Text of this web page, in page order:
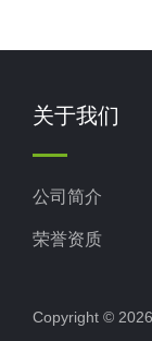
关于我们
公司简介
荣誉资质
Copyright ©